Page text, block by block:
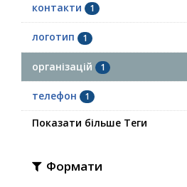
контакти 1
логотип 1
організацій 1
телефон 1
Показати більше Теги
Формати